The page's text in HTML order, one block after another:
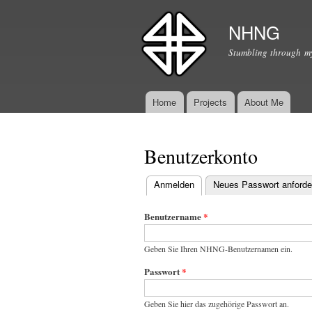
NHNG
Stumbling through
Hauptmenü
Home Projects About Me
Benutzerkonto
Haupt-Reiter
Anmelden (aktiver Reiter)
Neues Passwort
Benutzername*
Geben Sie Ihren NHNG-Benutzernamen ein.
Passwort*
Geben Sie hier das zugehörige Passwort an.